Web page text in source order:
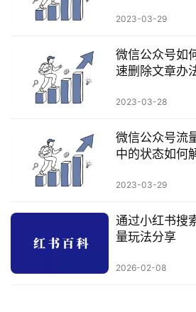
2023-03-29
微信公众号如
速删除文章办
2023-03-28
微信公众号流
中的状态如何
2023-03-29
通过小红书搜
量玩法分享
2026-02-08